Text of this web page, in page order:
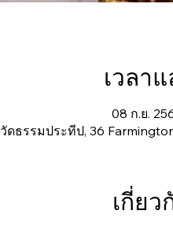
เวลา
08 ก.ย.
วัดธรรมประทีป, 36
เกี่ยว